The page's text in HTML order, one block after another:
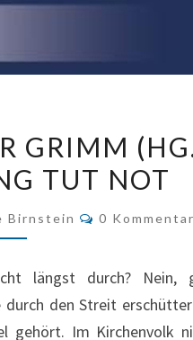
WERNER
GRIMM
–
TUT
NOT
GRIMM
TUT NOT
Birnstein Kommentare
0
längst durch? Nein,
den Streit
gehört. Im Kirchenvolk